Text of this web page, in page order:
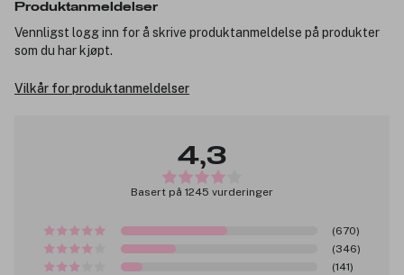
Produktanmeldelser
Vennligst logg inn for å skrive produktanmeldelse på produkter
som du har kjøpt.
Vilkår for produktanmeldelser
4,3
Basert på 1245 vurderinger
(670)
(346)
(141)